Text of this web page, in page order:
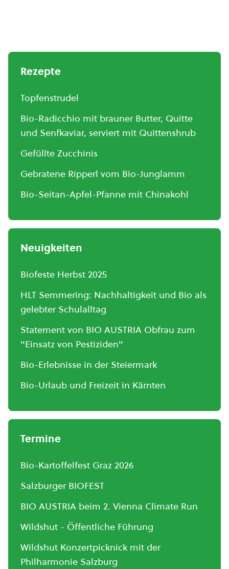
Rezepte
Topfenstrudel
Bio-Radicchio mit brauner Butter, Quitte
und Senfkaviar, serviert mit Quittenshrub
Gefüllte Zucchinis
Gebratene Ripperl vom Bio-Junglamm
Bio-Seitan-Apfel-Pfanne mit Chinakohl
Neuigkeiten
Biofeste Herbst 2025
HLT Semmering: Nachhaltigkeit und Bio als
gelebter Schulalltag
Statement von BIO AUSTRIA Obfrau zum
"Einsatz von Pestiziden"
Bio-Erlebnisse in der Steiermark
Bio-Urlaub und Freizeit in Kärnten
Termine
Bio-Kartoffelfest Graz 2026
Salzburger BIOFEST
BIO AUSTRIA beim 2. Vienna Climate Run
Wildshut - Öffentliche Führung
Wildshut Konzertpicknick mit der
Philharmonie Salzburg